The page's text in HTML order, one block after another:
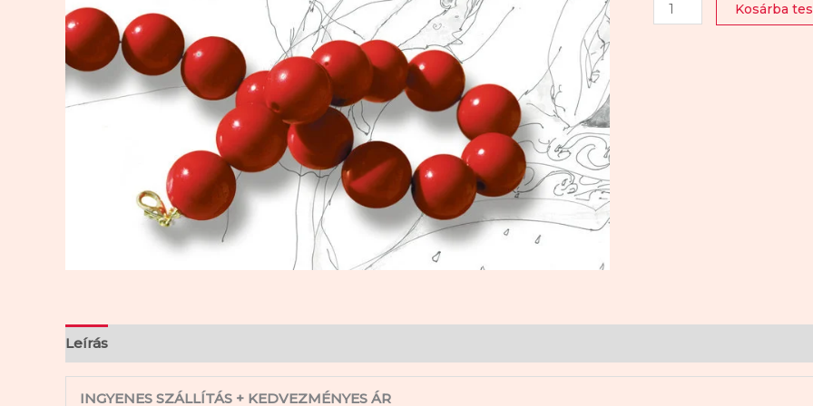
alapján
Kosárba
Leírás
INGYENES SZÁLLÍTÁS + KEDVEZMÉNYES ÁR